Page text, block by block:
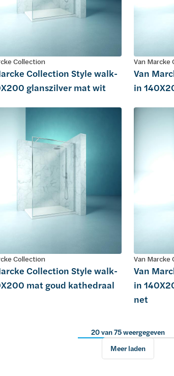
Collection
Collection Style walk-
glanszilver mat wit
Van Marcke
Van
in
Collection
Collection Style walk-
mat goud kathedraal
Van Marcke
Van
in
net
20 van 75 weergegeven
Meer laden